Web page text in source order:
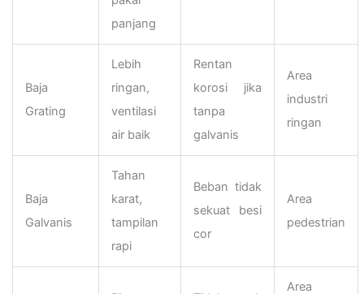
panjang
Baja
Grating
Lebih
ringan,
ventilasi
air baik
Rentan
korosi jika
tanpa
galvanis
Area
industri
ringan
Baja
Galvanis
Tahan
karat,
tampilan
rapi
Beban tidak
sekuat besi
cor
Area
pedestrian
Area